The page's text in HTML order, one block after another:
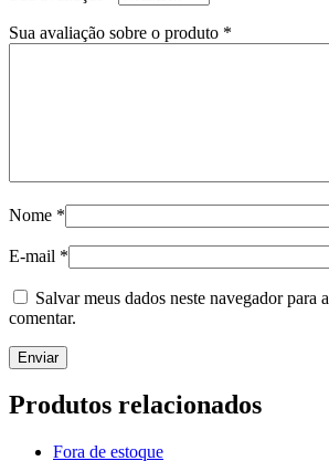
Sua avaliação sobre o produto *
Nome *
E-mail *
Salvar meus dados neste navegador para
comentar.
Produtos relacionados
Fora de estoque